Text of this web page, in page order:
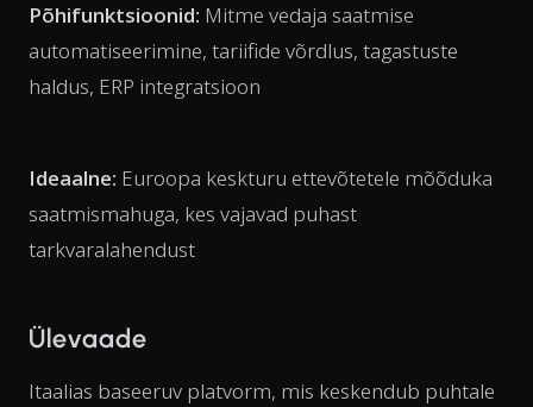
Põhifunktsioonid: Mitme vedaja saatmise
automatiseerimine, tariifide võrdlus, tagastuste
haldus, ERP integratsioon
Ideaalne: Euroopa keskturu ettevõtetele mõõduka
saatmismahuga, kes vajavad puhast
tarkvaralahendust
Ülevaade
Itaalias baseeruv platvorm, mis keskendub puhtale